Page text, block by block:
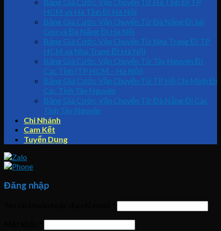
HCM và Hà Tĩnh Đi Hà Nội
Bảng Giá Cước Vận Chuyển Từ Đà Nẵng Đi Sài
Gòn và Đà Nẵng Đi Hà Nội
Bảng Giá Cước Vận Chuyển Từ Nha Trang Đi TP
HCM và Nha Trang Đi Hà Nội
Bảng Giá Cước Vận Chuyển Từ Tây Nguyên Đi
Các Tỉnh (TP HCM – Hà Nội)
Bảng Giá Cước Vận Chuyển Từ TP Hồ Chí Minh Đi
Các Tỉnh Tây Nguyên
Bảng Giá Cước Vận Chuyển Từ Đà Nẵng Đi Các
Tỉnh Tây Nguyên
Chi Nhánh
Cam Kết
Tuyển Dụng
Đăng nhập